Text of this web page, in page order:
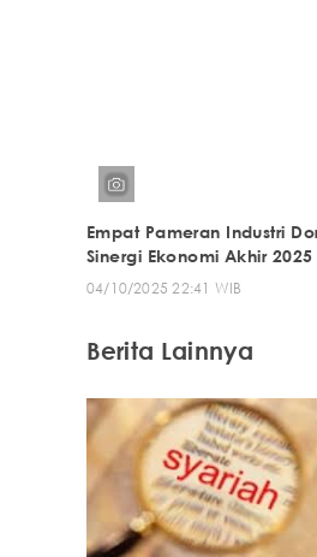
Empat Pameran Industri
Sinergi Ekonomi Akhir 2025
04/10/2025 22:41 WIB
Berita Lainnya